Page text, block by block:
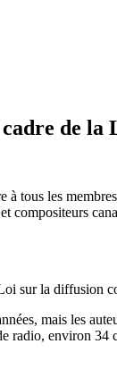
de
les
la diffusion
mais les
environ